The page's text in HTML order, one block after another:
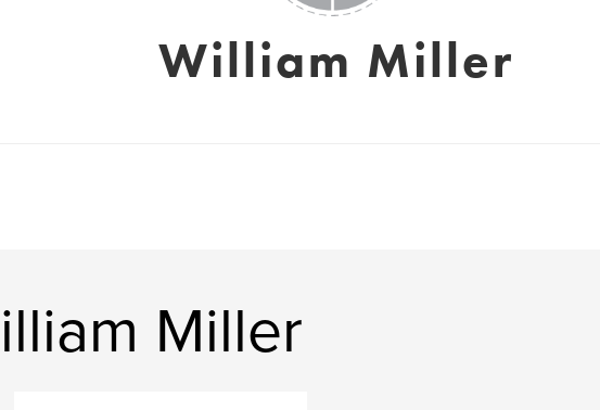
William Miller
Miller